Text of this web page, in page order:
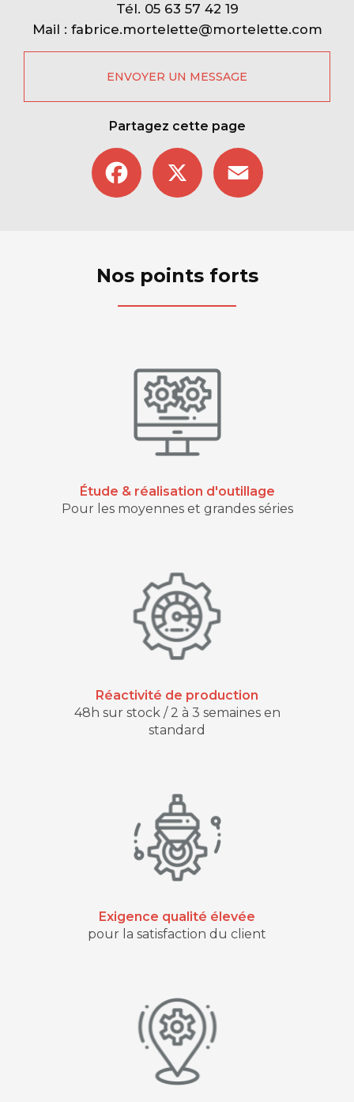
Tél. 05 63 57 42 19
Mail : fabrice.mortelette@mortelette.com
ENVOYER UN MESSAGE
Partagez cette page
Facebook
Nos points forts
Étude & réalisation d'outillage
Pour les moyennes et grandes séries
Réactivité de production
48h sur stock / 2 à 3 semaines en
standard
Exigence qualité élevée
pour la satisfaction du client